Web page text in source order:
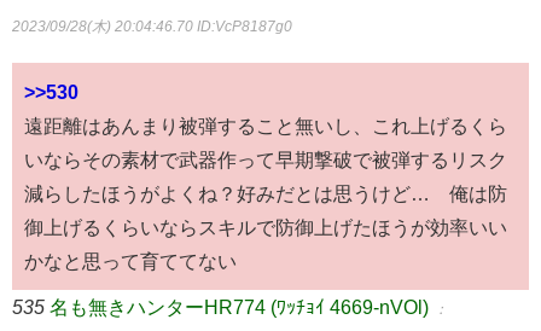
2023/09/28(木) 20:04:46.70 ID:VcP8187g0
>>530
遠距離はあんまり被弾すること無いし、これ上げるくら
いならその素材で武器作って早期撃破で被弾するリスク
減らしたほうがよくね？好みだとは思うけど… 俺は防
御上げるくらいならスキルで防御上げたほうが効率いい
かなと思って育ててない
535 名も無きハンターHR774 (ﾜｯﾁｮｲ 4669-nVOl) ：